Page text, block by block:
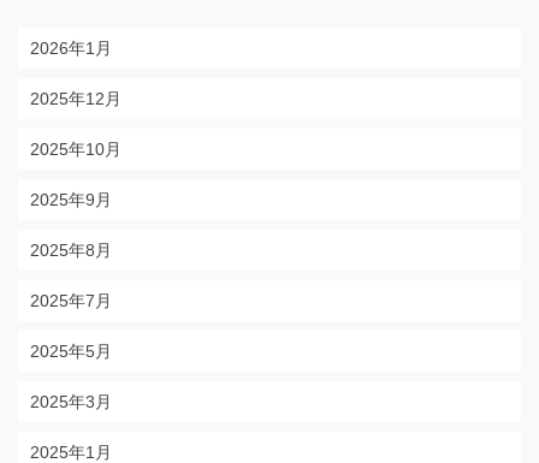
2026年1月
2025年12月
2025年10月
2025年9月
2025年8月
2025年7月
2025年5月
2025年3月
2025年1月